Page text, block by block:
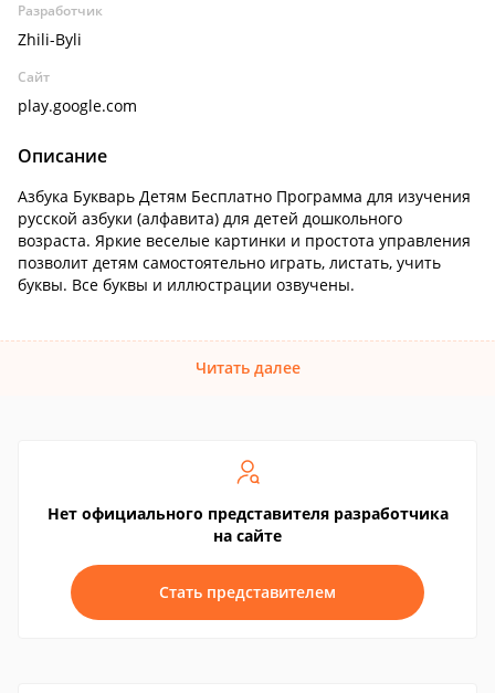
Разработчик
Zhili-Byli
Сайт
play.google.com
Описание
Азбука Букварь Детям Бесплатно Программа для изучения
русской азбуки (алфавита) для детей дошкольного
возраста. Яркие веселые картинки и простота управления
позволит детям самостоятельно играть, листать, учить
буквы. Все буквы и иллюстрации озвучены.
Читать далее
Нет официального представителя разработчика
на сайте
Стать представителем